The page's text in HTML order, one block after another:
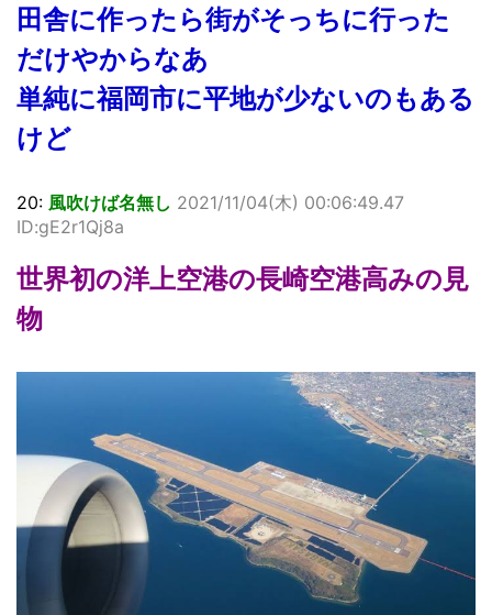
田舎に作ったら街がそっちに行った
だけやからなあ
単純に福岡市に平地が少ないのもある
けど
20: 風吹けば名無し 2021/11/04(木) 00:06:49.47
ID:gE2r1Qj8a
世界初の洋上空港の長崎空港高みの見
物